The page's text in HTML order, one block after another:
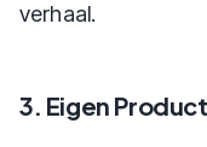
verhaal.
3. Eigen